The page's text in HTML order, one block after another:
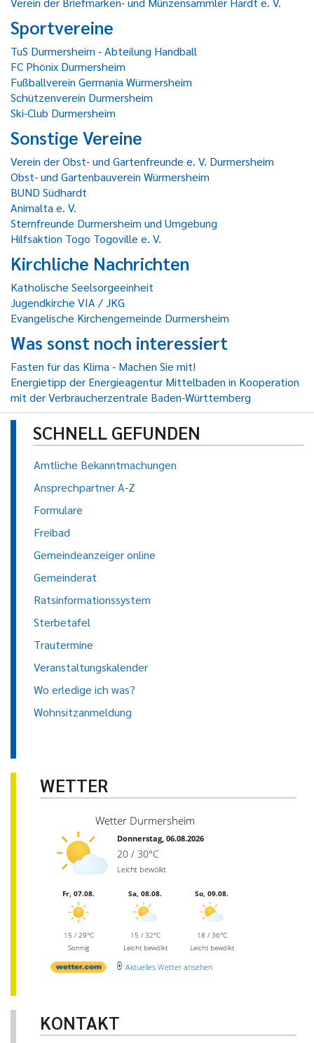
Sportvereine
TuS Durmersheim - Abteilung Handball
FC Phönix Durmersheim
Fußballverein Germania Würmersheim
Schützenverein Durmersheim
Ski-Club Durmersheim
Sonstige Vereine
Verein der Obst- und Gartenfreunde e. V. Durmersheim
Obst- und Gartenbauverein Würmersheim
BUND Südhardt
Animalta e. V.
Sternfreunde Durmersheim und Umgebung
Hilfsaktion Togo Togoville e. V.
Kirchliche Nachrichten
Katholische Seelsorgeeinheit
Jugendkirche VIA / JKG
Evangelische Kirchengemeinde Durmersheim
Was sonst noch interessiert
Fasten für das Klima - Machen Sie mit!
Energietipp der Energieagentur Mittelbaden in Kooperation
mit der Verbraucherzentrale Baden-Württemberg
SCHNELL GEFUNDEN
Amtliche Bekanntmachungen
Ansprechpartner A-Z
Formulare
Freibad
Gemeindeanzeiger online
Gemeinderat
Ratsinformationssystem
Sterbetafel
Trautermine
Veranstaltungskalender
Wo erledige ich was?
Wohnsitzanmeldung
WETTER
Wetter Durmersheim
Donnerstag, 06.08.2026
20 / 30°C
Leicht bewölkt
Fr, 07.08.
15 / 29°C
Sonnig
Sa, 08.08.
15 / 32°C
Leicht bewölkt
So, 09.08.
18 / 36°C
Leicht bewölkt
Aktuelles Wetter ansehen
KONTAKT